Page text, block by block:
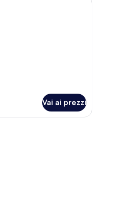
Vai ai prezzi
televisione e una finestra con tende.